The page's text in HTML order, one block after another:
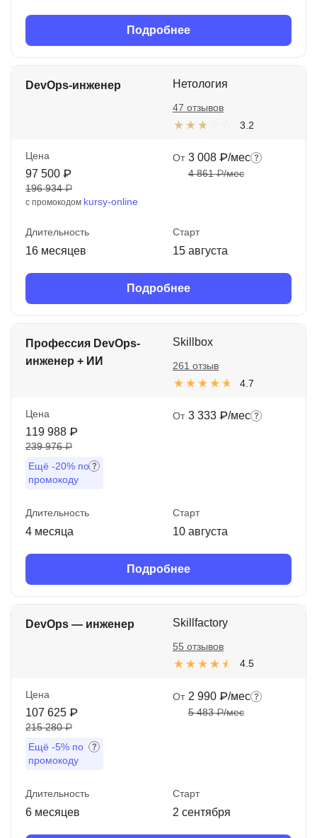
Подробнее
DevOps-инженер Нетология
3.2
47 отзывов
Цена
97 500 ₽
196 934 ₽
с промокодом kursy-online
От 3 008 ₽/мес
4 861 ₽/мес
Длительность
16 месяцев
Старт
15 августа
Подробнее
Профессия DevOps-
инженер + ИИ
Skillbox
4.7
261 отзыв
Цена
119 988 ₽
239 976 ₽
Ещё -20% по
промокоду
От 3 333 ₽/мес
Длительность
4 месяца
Старт
10 августа
Подробнее
DevOps — инженер Skillfactory
4.5
55 отзывов
Цена
107 625 ₽
215 280 ₽
Ещё -5% по
промокоду
От 2 990 ₽/мес
5 483 ₽/мес
Длительность
6 месяцев
Старт
2 сентября